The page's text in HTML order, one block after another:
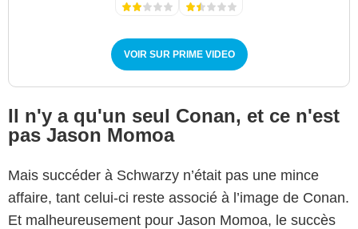
VOIR SUR PRIME VIDEO
Il n'y a qu'un seul Conan, et ce n'est
pas Jason Momoa
Mais succéder à Schwarzy n’était pas une mince
affaire, tant celui-ci reste associé à l’image de Conan.
Et malheureusement pour Jason Momoa, le succès